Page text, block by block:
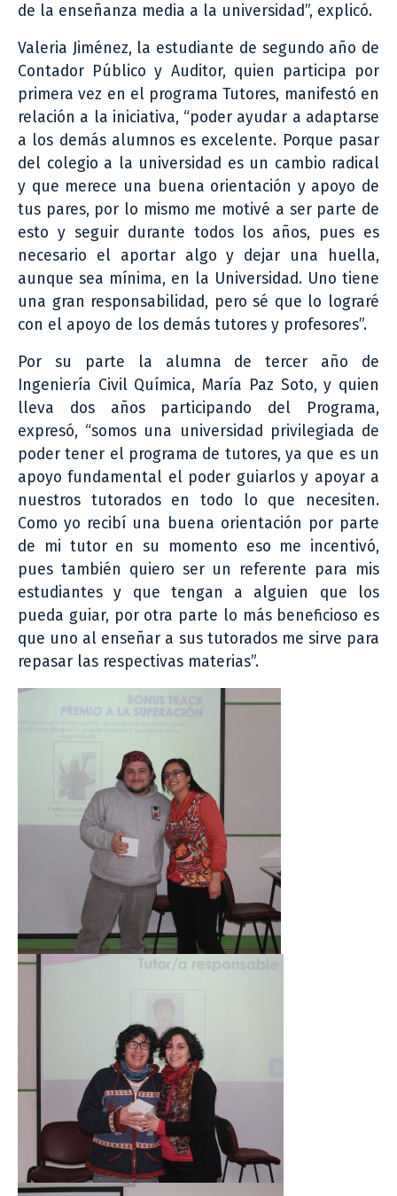
de la enseñanza media a la universidad”, explicó.
Valeria Jiménez, la estudiante de segundo año de
Contador Público y Auditor, quien participa por
primera vez en el programa Tutores, manifestó en
relación a la iniciativa, “poder ayudar a adaptarse
a los demás alumnos es excelente. Porque pasar
del colegio a la universidad es un cambio radical
y que merece una buena orientación y apoyo de
tus pares, por lo mismo me motivé a ser parte de
esto y seguir durante todos los años, pues es
necesario el aportar algo y dejar una huella,
aunque sea mínima, en la Universidad. Uno tiene
una gran responsabilidad, pero sé que lo lograré
con el apoyo de los demás tutores y profesores”.
Por su parte la alumna de tercer año de
Ingeniería Civil Química, María Paz Soto, y quien
lleva dos años participando del Programa,
expresó, “somos una universidad privilegiada de
poder tener el programa de tutores, ya que es un
apoyo fundamental el poder guiarlos y apoyar a
nuestros tutorados en todo lo que necesiten.
Como yo recibí una buena orientación por parte
de mi tutor en su momento eso me incentivó,
pues también quiero ser un referente para mis
estudiantes y que tengan a alguien que los
pueda guiar, por otra parte lo más beneficioso es
que uno al enseñar a sus tutorados me sirve para
repasar las respectivas materias”.